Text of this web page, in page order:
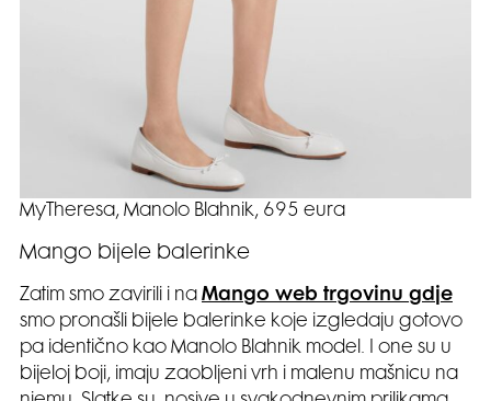
MyTheresa, Manolo Blahnik, 695 eura
Mango bijele balerinke
Zatim smo zavirili i na Mango web trgovinu gdje
smo pronašli bijele balerinke koje izgledaju gotovo
pa identično kao Manolo Blahnik model. I one su u
bijeloj boji, imaju zaobljeni vrh i malenu mašnicu na